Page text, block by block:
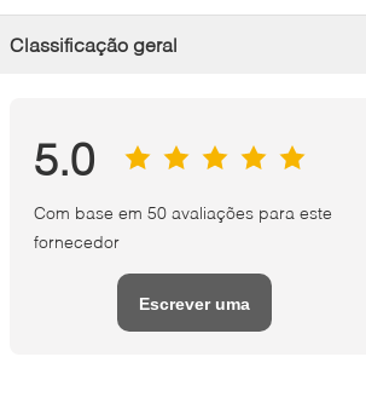
Classificação geral
5.0
Com base em 50 avaliações para este
fornecedor
Escrever uma